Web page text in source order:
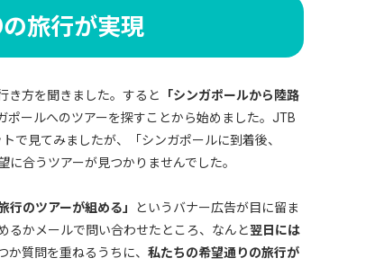
の旅行が実現
き方を聞きました。すると
「シンガポールから陸路
ポールへのツアーを探すことから始めました。JTB
で見てみましたが、「シンガポールに到着後、
合うツアーが見つかりませんでした。
行のツアーが組める」
というバナー広告が目に留ま
るかメールで問い合わせたところ、なんと翌日には
質問を重ねるうちに、 私たちの希望通りの旅行が